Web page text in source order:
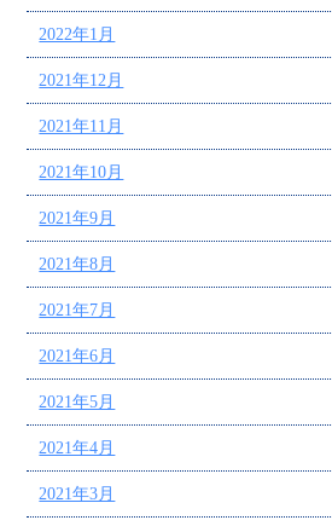
2022年1月
2021年12月
2021年11月
2021年10月
2021年9月
2021年8月
2021年7月
2021年6月
2021年5月
2021年4月
2021年3月